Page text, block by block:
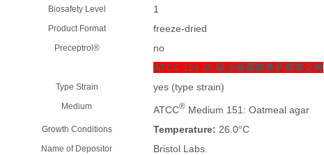
Biosafety Level 1
Product Format freeze-dried
Preceptrol®
no
ATCC 154 20 吸水链霉菌奥萨霉素亚种
Type Strain yes (type strain)
Medium ATCC® Medium 151: Oatmeal agar
Growth Conditions Temperature: 26.0°C
Name of Depositor Bristol Labs.